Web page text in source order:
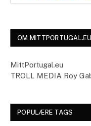
OM MITTPORTUGAL.EU
MittPortugal.eu
TROLL MEDIA Roy
POPULÆRE TAGS